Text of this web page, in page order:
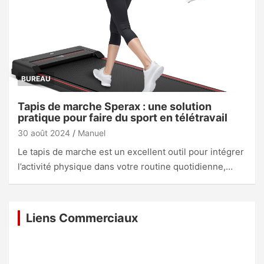
BUREAU
Tapis de marche Sperax : une solution
pratique pour faire du sport en télétravail
30 août 2024 Manuel
Le tapis de marche est un excellent outil pour intégrer
l’activité physique dans votre routine quotidienne,…
Liens Commerciaux